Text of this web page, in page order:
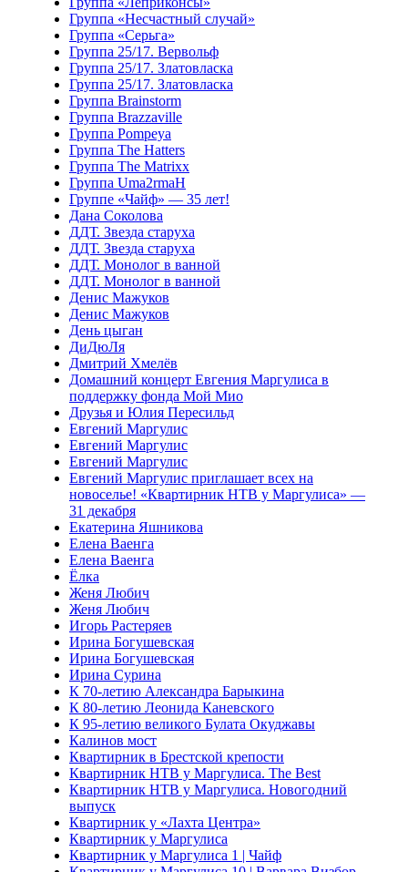
Группа «Несчастный случай»
Группа «Серьга»
Группа 25/17. Вервольф
Группа 25/17. Златовласка
Группа 25/17. Златовласка
Группа Brainstorm
Группа Brazzaville
Группа Pompeya
Группа The Hatters
Группа The Matrixx
Группа Uma2rmaH
Группе «Чайф» — 35 лет!
Дана Соколова
ДДТ. Звезда старуха
ДДТ. Звезда старуха
ДДТ. Монолог в ванной
ДДТ. Монолог в ванной
Денис Мажуков
Денис Мажуков
День цыган
ДиДюЛя
Дмитрий Хмелёв
Домашний концерт Евгения Маргулиса в
поддержку фонда Мой Мио
Друзья и Юлия Пересильд
Евгений Маргулис
Евгений Маргулис
Евгений Маргулис
Евгений Маргулис приглашает всех на
новоселье! «Квартирник НТВ у Маргулиса» —
31 декабря
Екатерина Яшникова
Елена Ваенга
Елена Ваенга
Ёлка
Женя Любич
Женя Любич
Игорь Растеряев
Ирина Богушевская
Ирина Богушевская
Ирина Сурина
К 70-летию Александра Барыкина
К 80-летию Леонида Каневского
К 95-летию великого Булата Окуджавы
Калинов мост
Квартирник в Брестской крепости
Квартирник НТВ у Маргулиса. The Best
Квартирник НТВ у Маргулиса. Новогодний
выпуск
Квартирник у «Лахта Центра»
Квартирник у Маргулиса
Квартирник у Маргулиса 1 | Чайф